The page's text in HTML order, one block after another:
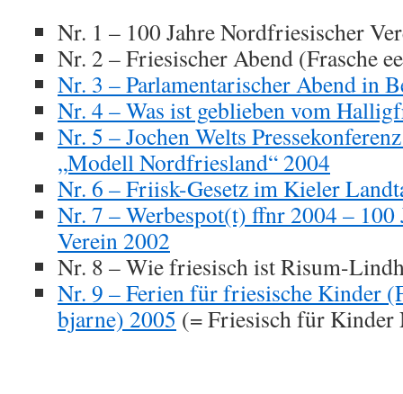
Nr. 1 – 100 Jahre Nordfriesischer
Nr. 2 – Friesischer Abend (Frasche
Nr. 3 – Parlamentarischer Abend in
Nr. 4 – Was ist geblieben vom
Nr. 5 – Jochen Welts
„Modell Nordfriesland“ 2004
Nr. 6 – Friisk-Gesetz im Kieler
Nr. 7 – Werbespot(t) ffnr 2004 –
Verein 2002
Nr. 8 – Wie friesisch ist Risum-
Nr. 9 – Ferien für friesische Kinder
bjarne) 2005 (= Friesisch für Kinder